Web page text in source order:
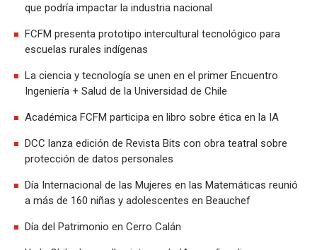
que podría impactar la industria nacional
FCFM presenta prototipo intercultural tecnológico para
escuelas rurales indígenas
La ciencia y tecnología se unen en el primer Encuentro
Ingeniería + Salud de la Universidad de Chile
Académica FCFM participa en libro sobre ética en la IA
DCC lanza edición de Revista Bits con obra teatral sobre
protección de datos personales
Día Internacional de las Mujeres en las Matemáticas reunió
a más de 160 niñas y adolescentes en Beauchef
Día del Patrimonio en Cerro Calán